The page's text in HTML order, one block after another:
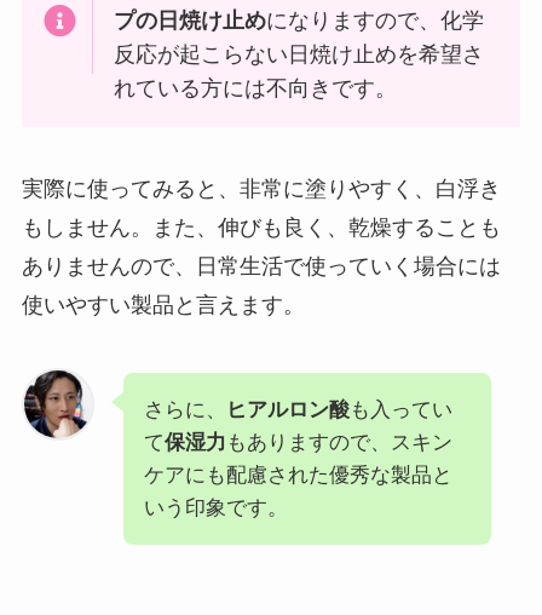
プの日焼け止めになりますので、化学
反応が起こらない日焼け止めを希望さ
れている方には不向きです。
実際に使ってみると、非常に塗りやすく、白浮き
もしません。また、伸びも良く、乾燥することも
ありませんので、日常生活で使っていく場合には
使いやすい製品と言えます。
さらに、 ヒアルロン酸も入ってい
て保湿力 もありますので、スキン
ケアにも配慮された優秀な製品と
いう印象です。